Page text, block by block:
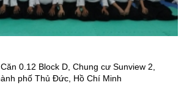
Căn 0.12 Block D, Chung cư Sunview 2,
phố Thủ Đức Hồ Chí Minh